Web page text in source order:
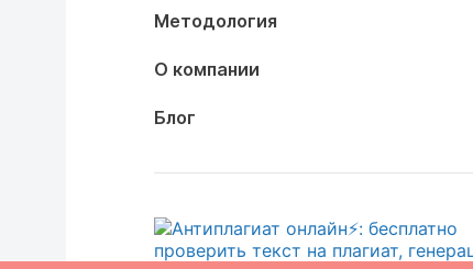
Методология
О компании
Блог